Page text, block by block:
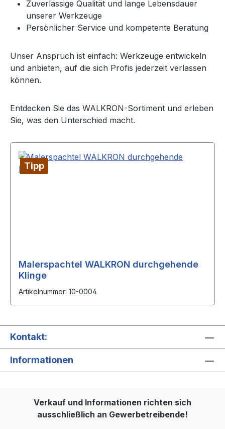
Zuverlässige Qualität und lange Lebensdauer
unserer Werkzeuge
Persönlicher Service und kompetente Beratung
Unser Anspruch ist einfach: Werkzeuge entwickeln
und anbieten, auf die sich Profis jederzeit verlassen
können.
Entdecken Sie das WALKRON-Sortiment und erleben
Sie, was den Unterschied macht.
Tipp
Malerspachtel WALKRON durchgehende
Klinge
Artikelnummer: 10-0004
Kontakt:
Informationen
Verkauf und Informationen richten sich
ausschließlich an Gewerbetreibende!